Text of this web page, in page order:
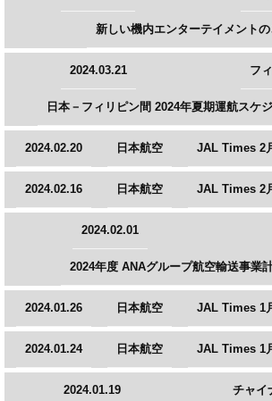
新しい機内エンターテイメント
2024.03.21 フ
日本－フィリピン間 2024年夏期運航スケ
2024.02.20 日本航空 JAL Times 2
2024.02.16 日本航空 JAL Times 2
2024.02.01
2024年度 ANAグループ航空輸送事業
2024.01.26 日本航空 JAL Times 1
2024.01.24 日本航空 JAL Times 1
2024.01.19 チャイ